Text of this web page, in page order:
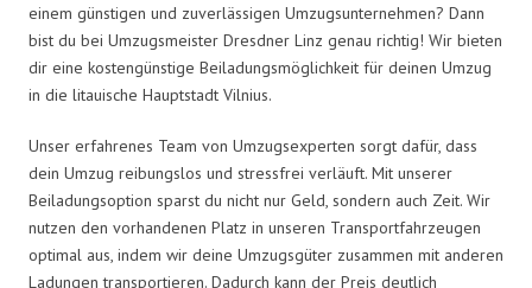
einem günstigen und zuverlässigen Umzugsunternehmen? Dann
bist du bei Umzugsmeister Dresdner Linz genau richtig! Wir bieten
dir eine kostengünstige Beiladungsmöglichkeit für deinen Umzug
in die litauische Hauptstadt Vilnius.
Unser erfahrenes Team von Umzugsexperten sorgt dafür, dass
dein Umzug reibungslos und stressfrei verläuft. Mit unserer
Beiladungsoption sparst du nicht nur Geld, sondern auch Zeit. Wir
nutzen den vorhandenen Platz in unseren Transportfahrzeugen
optimal aus, indem wir deine Umzugsgüter zusammen mit anderen
Ladungen transportieren. Dadurch kann der Preis deutlich